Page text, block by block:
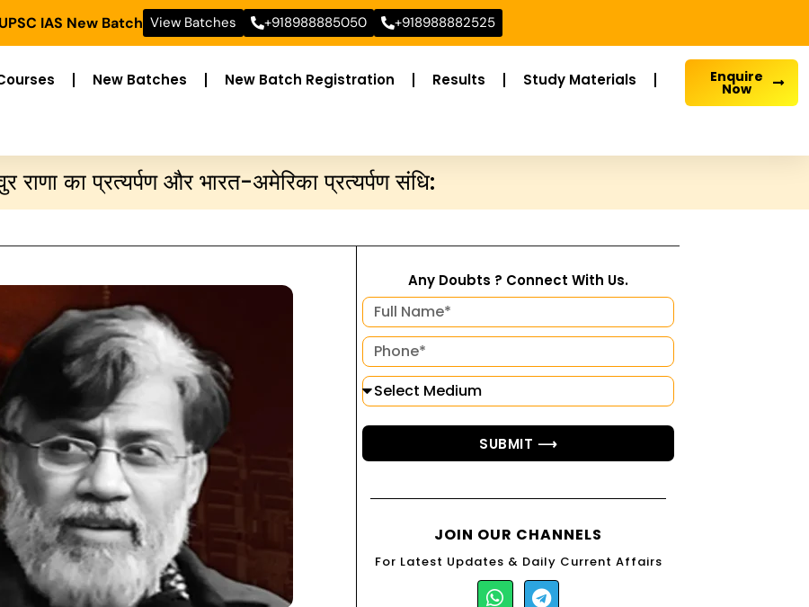
IAS New Batch View Batches +918988885050 +918988882525
New Batches New Batch Registration Results Study Materials Enquire
Now
का प्रत्यर्पण और भारत-अमेरिका प्रत्यर्पण संधि:
Any Doubts ? Connect With Us.
SUBMIT ⟶
JOIN OUR CHANNELS
For Latest Updates & Daily Current Affairs